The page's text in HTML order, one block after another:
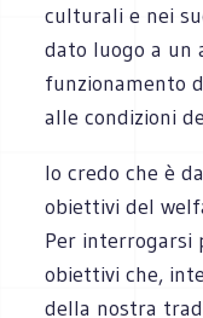
culturali e nei
dato luogo a un
funzionamento
alle condizioni
Io credo che è
obiettivi del
Per interrogarsi
obiettivi che,
della nostra